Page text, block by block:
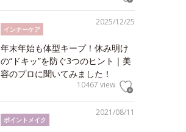
2025/12/25
インナーケア
年末年始も体型キープ！休み明け
の“ドキッ”を防ぐ3つのヒント｜美
容のプロに聞いてみました！
10467 view
2021/08/11
ポイントメイク